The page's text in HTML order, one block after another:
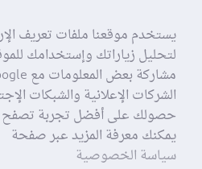
يستخدم موقعنا ملفات تعريف
لتحليل زياراتك وإستخدامك
الشركات الإعلانية والشبكات
حصولك على أفضل تجربة تصفح
يمكنك معرفة المزيد عبر صفحة
سياسة الخصوصية